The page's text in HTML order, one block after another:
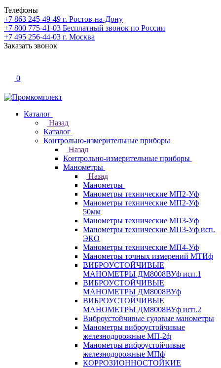
Телефоны
+7 863 245-49-49 г. Ростов-на-Дону
+7 800 775-41-03 Бесплатный звонок по России
+7 495 256-44-03 г. Москва
Заказать звонок
0
Каталог
Назад
Каталог
Контрольно-измерительные приборы
Назад
Контрольно-измерительные приборы
Манометры
Назад
Манометры
Манометры технические МП2-Уф
Манометры технические МП2-Уф
50мм
Манометры технические МП3-Уф
Манометры технические МП3-Уф исп.
ЭКО
Манометры технические МП4-Уф
Манометры точных измерений МТИф
ВИБРОУСТОЙЧИВЫЕ
МАНОМЕТРЫ ДМ8008ВУф исп.1
ВИБРОУСТОЙЧИВЫЕ
МАНОМЕТРЫ ДМ8008ВУф
ВИБРОУСТОЙЧИВЫЕ
МАНОМЕТРЫ ДМ8008ВУф исп.2
Виброустойчивые судовые манометры
Манометры виброустойчивые
железнодорожные МП-2ф
Манометры виброустойчивые
железнодорожные МПф
КОРРОЗИОННОСТОЙКИЕ